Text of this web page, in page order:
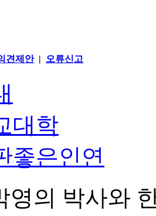
견제안| 오류신고
대학
좋은인연
영의 박사와